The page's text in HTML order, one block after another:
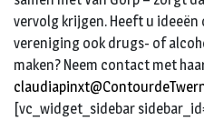
vervolg krijgen. Heeft u
vereniging ook drugs- of
maken? Neem contact met
[vc_widget_sidebar